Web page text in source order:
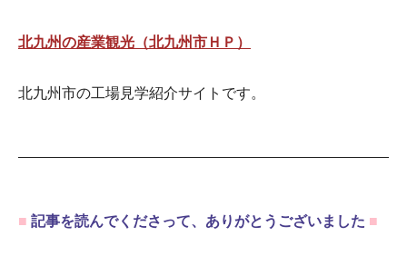
北九州の産業観光（北九州市ＨＰ）
北九州市の工場見学紹介サイトです。
■ 記事を読んでくださって、ありがとうございました ■